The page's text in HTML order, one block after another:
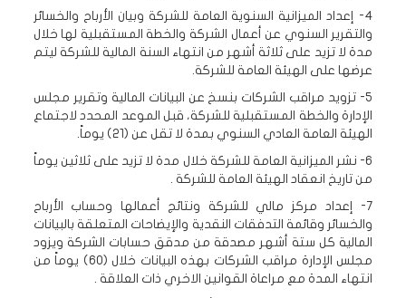
4- إعداد الميزانية السنوية العامة للشركة وبيان الأرباح والخسائر
والتقرير السنوي عن أعمال الشركة والخطة المستقبلية لها خلال
مدة لا تزيد على ثلاثة أشهر من انتهاء السنة المالية للشركة ليتم
عرضها على الهيئة العامة للشركة.
5- تزويد مراقب الشركات بنسخ عن البيانات المالية وتقرير مجلس
الإدارة والخطة المستقبلية للشركة، قبل الموعد المحدد لاجتماع
الهيئة العامة العادي السنوي بمدة لا تقل عن (21) يوماً.
6- نشر الميزانية العامة للشركة خلال مدة لا تزيد على ثلاثين يوماً
من تاريخ انعقاد الهيئة العامة للشركة .
7- إعداد مركز مالي للشركة ونتائج أعمالها وحساب الأرباح
والخسائر وقائمة التدفقات النقدية والإيضاحات المتعلقة بالبيانات
المالية كل ستة أشهر مصدقة من مدقق حسابات الشركة ويزود
مجلس الإدارة مراقب الشركات بهذه البيانات خلال (60) يوماً من
انتهاء المدة مع مراعاة القوانين الاخري ذات العلاقة .